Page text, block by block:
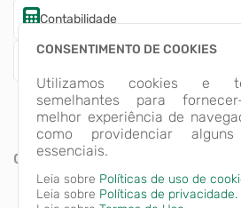
Contabilidade
CATEGORIAS
CONSENTIMENTO DE COOKIES
Utilizamos cookies e
semelhantes para
melhor experiência de
como providenciar alguns
essenciais.
Leia sobre Políticas de uso de
Leia sobre Políticas de privacidade.